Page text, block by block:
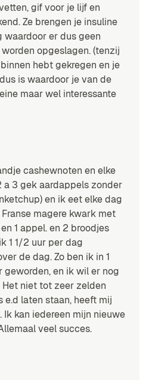
gif voor je lijf en
Ze brengen je insuline
waardoor er dus geen
opgeslagen. (tenzij
hebt gekregen en je
is waardoor je van de
maar wel interessante
cashewnoten en elke
a 3 gek aardappels zonder
en ik eet elke dag
magere kwark met
1 appel. en 2 broodjes
1 1/2 uur per dag
de dag. Zo ben ik in 1
en ik wil er nog
niet tot zeer zelden
e.d laten staan, heeft mij
kan iedereen mijn nieuwe
veel succes.